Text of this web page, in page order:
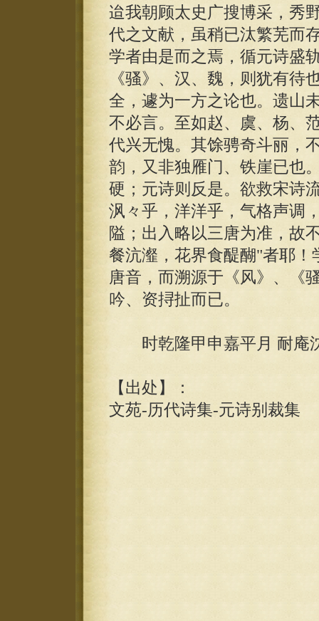
迨我朝顾太史广搜博采，秀
代之文献，虽稍已汰繁芜而
学者由是而之焉，循元诗盛
《骚》、汉、魏，则犹有待
全，遽为一方之论也。遗山
不必言。至如赵、虞、杨、
代兴无愧。其馀骋奇斗丽，
韵，又非独雁门、铁崖已也
硬；元诗则反是。欲救宋诗
沨々乎，洋洋乎，气格声调
隘；出入略以三唐为准，故
餐沆瀣，花界食醍醐"者耶
唐音，而溯源于《风》、《
吟、资挦扯而已。
时乾隆甲申嘉平月 耐庵
【出处】：
文苑-历代诗集-元诗别裁集